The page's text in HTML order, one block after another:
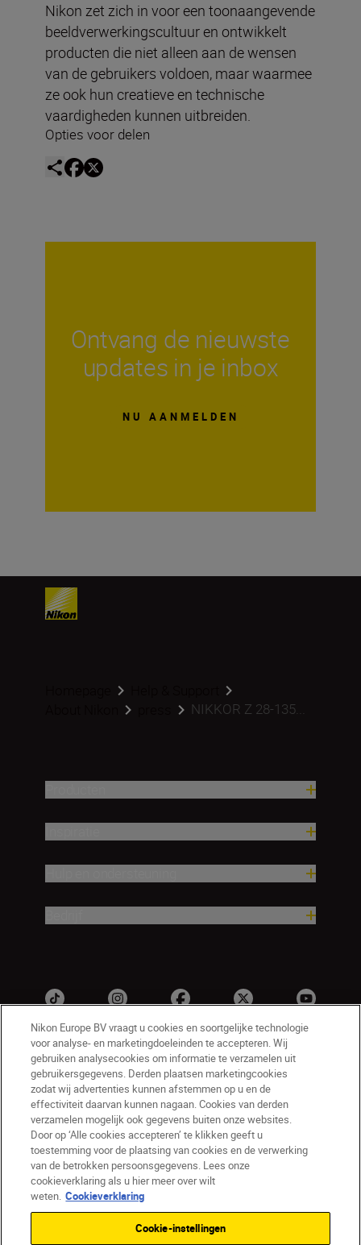
Nikon zet zich in voor een toonaangevende
beeldverwerkingscultuur en ontwikkelt
producten die niet alleen aan de wensen
van de gebruikers voldoen, maar waarmee
ze ook hun creatieve en technische
vaardigheden kunnen uitbreiden.
Opties voor delen
Ontvang de nieuwste
updates in je inbox
NU AANMELDEN
NIKKOR Z 28-135...
NL Nikon Sites
Contact opnemen
Privacyverklaring
Gebruiksvoorwaarden
Nikon Store - Algemene voorwaarden
Cookieverklaring
Toegankelijkheid
Cookie-instellingen
Nikon Europe BV vraagt u cookies en soortgelijke technologie
voor analyse- en marketingdoeleinden te accepteren. Wij
gebruiken analysecookies om informatie te verzamelen uit
gebruikersgegevens. Derden plaatsen marketingcookies
zodat wij advertenties kunnen afstemmen op u en de
effectiviteit daarvan kunnen nagaan. Cookies van derden
verzamelen mogelijk ook gegevens buiten onze websites.
Door op ‘Alle cookies accepteren’ te klikken geeft u
toestemming voor de plaatsing van cookies en de verwerking
van de betrokken persoonsgegevens. Lees onze
cookieverklaring als u hier meer over wilt
weten. Cookieverklaring
Cookie-instellingen